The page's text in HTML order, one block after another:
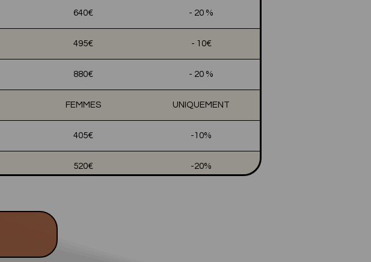
640€ - 20 %
495€ - 10€
880€ - 20 %
FEMMES UNIQUEMENT
405€ -10%
520€ -20%